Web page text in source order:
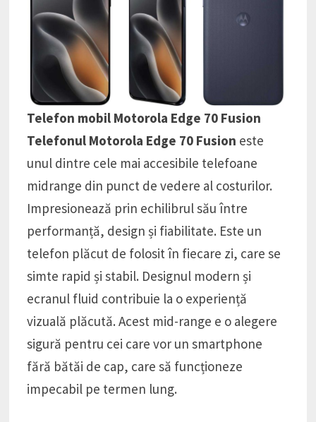
Telefon mobil Motorola Edge 70 Fusion
Telefonul Motorola Edge 70 Fusion este
unul dintre cele mai accesibile telefoane
midrange din punct de vedere al costurilor.
Impresionează prin echilibrul său între
performanță, design și fiabilitate. Este un
telefon plăcut de folosit în fiecare zi, care se
simte rapid și stabil. Designul modern și
ecranul fluid contribuie la o experiență
vizuală plăcută. Acest mid-range e o alegere
sigură pentru cei care vor un smartphone
fără bătăi de cap, care să funcționeze
impecabil pe termen lung.